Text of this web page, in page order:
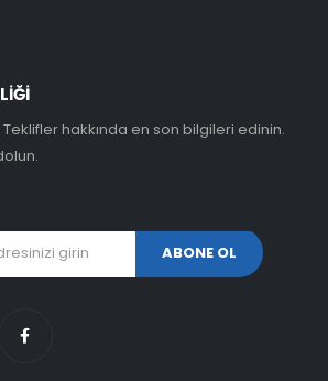
Teklifler hakkında en son bilgileri edinin.